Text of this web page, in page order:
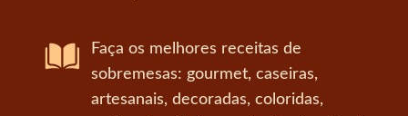
Faça os melhores receitas de
sobremesas: gourmet, caseiras,
artesanais, decoradas, coloridas,